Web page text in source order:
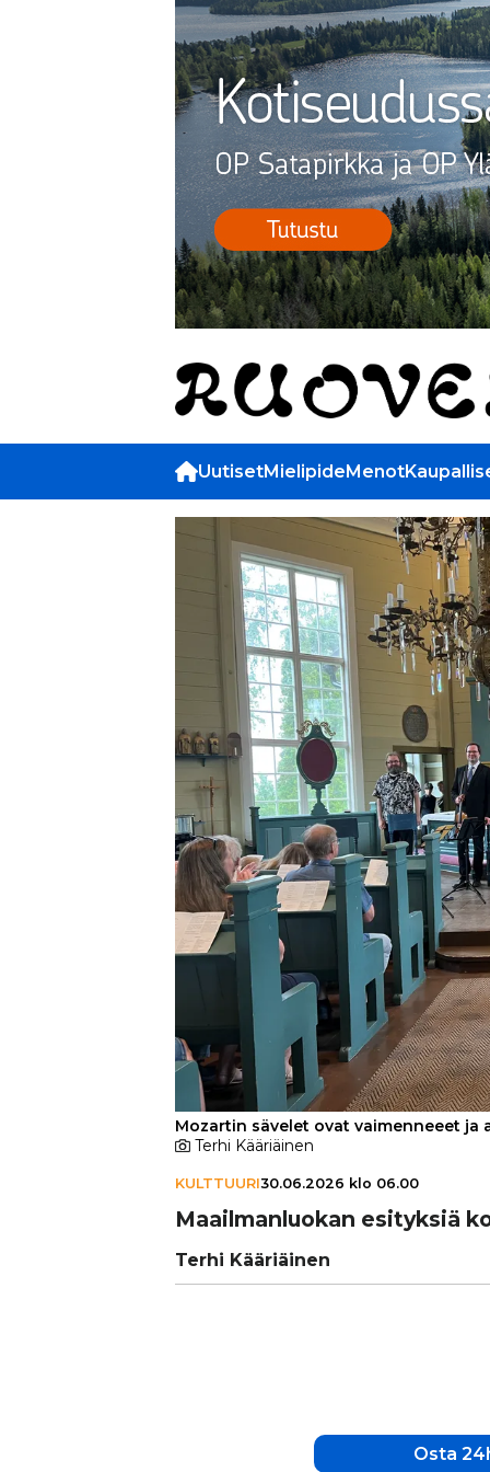
UutisetMielipideMenot
Mozartin sävelet ovat vaimenneeet ja
Terhi Kääriäinen
KULTTUURI30.06.2026 klo 06.00
Maa­il­man­luo­kan esityksiä
Terhi Kääriäinen
Osta